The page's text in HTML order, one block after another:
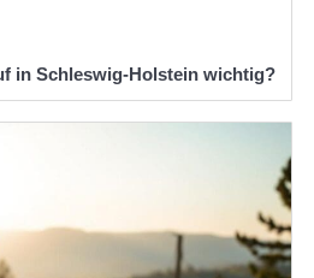
in Schleswig-Holstein wichtig?